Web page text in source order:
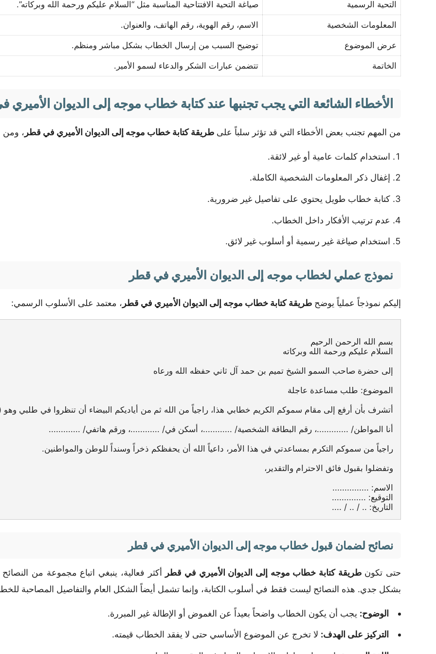
التحية الرسمية صياغة التحية الافتتاحية المناسبة مثل “السلام عليكم ورحمة الله وبركاته”.
المعلومات الشخصية الاسم، رقم الهوية، رقم الهاتف، والعنوان.
عرض الموضوع توضيح السبب من إرسال الخطاب بشكل مباشر ومنظم.
الخاتمة تتضمن عبارات الشكر والدعاء لسمو الأمير.
الأخطاء الشائعة التي يجب تجنبها عند كتابة خطاب موجه إلى الديوان
من المهم تجنب بعض الأخطاء التي قد تؤثر سلباً على طريقة كتابة خطاب موجه إلى الديوان الأميري في قطر ، ومن
استخدام كلمات عامية أو غير لائقة.
إغفال ذكر المعلومات الشخصية الكاملة.
كتابة خطاب طويل يحتوي على تفاصيل غير ضرورية.
عدم ترتيب الأفكار داخل الخطاب.
استخدام صياغة غير رسمية أو أسلوب غير لائق.
نموذج عملي لخطاب موجه إلى الديوان الأميري في قطر
إليكم نموذجاً عملياً يوضح طريقة كتابة خطاب موجه إلى الديوان الأميري في قطر ، معتمد على الأسلوب الرسمي:
بسم الله الرحمن الرحيم
السلام عليكم ورحمة الله وبركاته
إلى حضرة صاحب السمو الشيخ تميم بن حمد آل ثاني حفظه الله ورعاه
الموضوع: طلب مساعدة عاجلة
أتشرف بأن أرفع إلى مقام سموكم الكريم خطابي هذا، راجياً من الله ثم من أياديكم البيضاء أن تنظروا في طلبي
أنا المواطن/ .............، رقم البطاقة الشخصية/ ............، أسكن في/ ............، ورقم هاتفي/ .............
راجياً من سموكم التكرم بمساعدتي في هذا الأمر، داعياً الله أن يحفظكم ذخراً وسنداً للوطن والمواطنين.
وتفضلوا بقبول فائق الاحترام والتقدير،
الاسم: ...............
التوقيع: ..............
التاريخ: .. / .. / ....
نصائح لضمان قبول خطاب موجه إلى الديوان الأميري في قطر
حتى تكونطريقة كتابة خطاب موجه إلى الديوان الأميري في قطر أكثر فعالية، ينبغي اتباع مجموعة من
بشكل جدي. هذه النصائح ليست فقط في أسلوب الكتابة، وإنما تشمل أيضاً الشكل العام والتفاصيل المصاحبة
الوضوح: يجب أن يكون الخطاب واضحاً بعيداً عن الغموض أو الإطالة غير المبررة.
التركيز على الهدف: لا تخرج عن الموضوع الأساسي حتى لا يفقد الخطاب قيمته.